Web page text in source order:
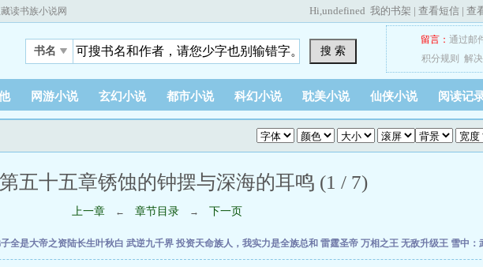
读书族小说网 Hi,undefined 我的书架 | 查看短信 | 查
书名 搜 索
留言： 通过邮
积分规则
解
网游小说 玄幻小说 都市小说 科幻小说 耽美小说 仙侠小说 阅读记
第五十五章锈蚀的钟摆与深海的耳鸣 (1 / 7)
上一章 ← 章节目录 → 下一页
全是大帝之资陆长生叶秋白 武逆九千界 投资天命族人，我实力是全族总和 雷霆圣帝 万相之王 无敌升级王 雪中：